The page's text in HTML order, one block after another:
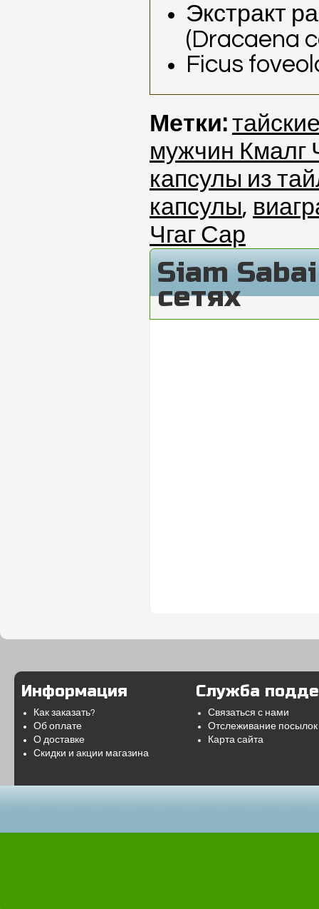
Экстракт
(Dracaena
Ficus
Метки:
мужчин Кмалг
капсулы из
капсулы,
Чгаг Сар
Siam
сетях
Информация
Как заказать?
Об оплате
О доставке
Скидки и акции магазина
Служба
Связаться с нами
Отслеживание посылок
Карта сайта